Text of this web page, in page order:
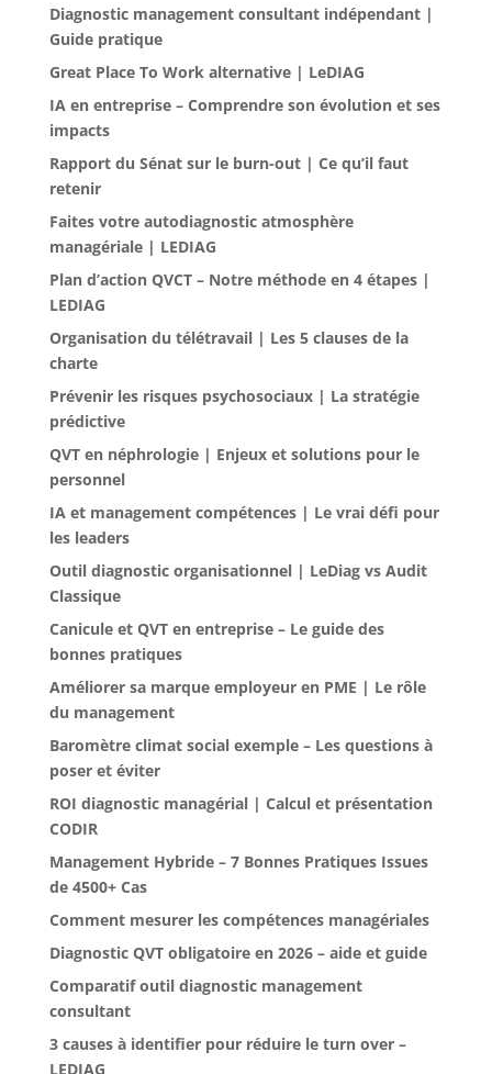
Diagnostic management consultant indépendant |
Guide pratique
Great Place To Work alternative | LeDIAG
IA en entreprise – Comprendre son évolution et ses
impacts
Rapport du Sénat sur le burn-out | Ce qu’il faut
retenir
Faites votre autodiagnostic atmosphère
managériale | LEDIAG
Plan d’action QVCT – Notre méthode en 4 étapes |
LEDIAG
Organisation du télétravail | Les 5 clauses de la
charte
Prévenir les risques psychosociaux | La stratégie
prédictive
QVT en néphrologie | Enjeux et solutions pour le
personnel
IA et management compétences | Le vrai défi pour
les leaders
Outil diagnostic organisationnel | LeDiag vs Audit
Classique
Canicule et QVT en entreprise – Le guide des
bonnes pratiques
Améliorer sa marque employeur en PME | Le rôle
du management
Baromètre climat social exemple – Les questions à
poser et éviter
ROI diagnostic managérial | Calcul et présentation
CODIR
Management Hybride – 7 Bonnes Pratiques Issues
de 4500+ Cas
Comment mesurer les compétences managériales
Diagnostic QVT obligatoire en 2026 – aide et guide
Comparatif outil diagnostic management
consultant
3 causes à identifier pour réduire le turn over –
LEDIAG